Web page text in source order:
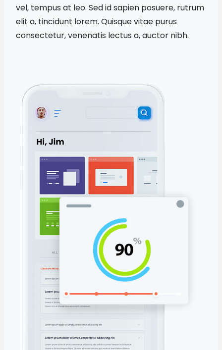
vel, tempus at leo. Sed id sapien posuere, rutrum
elit a, tincidunt lorem. Quisque vitae purus
consectetur, venenatis lectus a, auctor nibh.